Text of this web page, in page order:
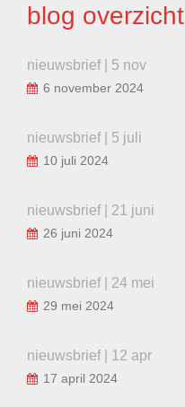
blog overzicht
nieuwsbrief | 5 nov
6 november 2024
nieuwsbrief | 5 juli
10 juli 2024
nieuwsbrief | 21 juni
26 juni 2024
nieuwsbrief | 24 mei
29 mei 2024
nieuwsbrief | 12 apr
17 april 2024